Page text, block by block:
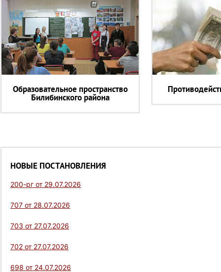
Образовательное пространство
Билибинского района
НОВЫЕ ПОСТАНОВЛЕНИЯ
200-рг от 29.07.2026
707 от 28.07.2026
703 от 27.07.2026
702 от 27.07.2026
698 от 24.07.2026